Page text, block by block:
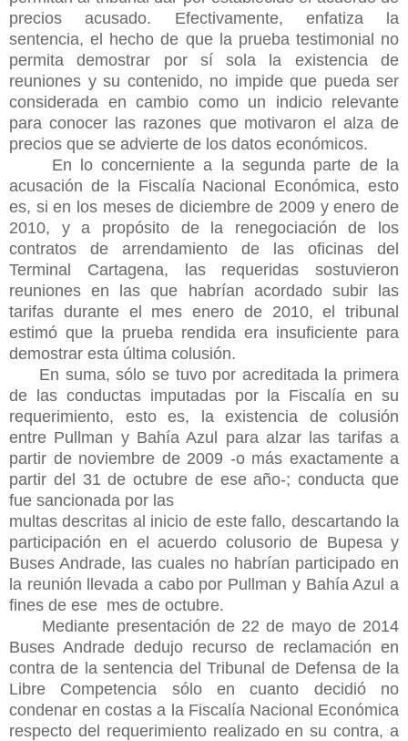
precios acusado. Efectivamente, enfatiza la
sentencia, el hecho de que la prueba testimonial no
permita demostrar por sí sola la existencia de
reuniones y su contenido, no impide que pueda ser
considerada en cambio como un indicio relevante
para conocer las razones que motivaron el alza de
precios que se advierte de los datos económicos.
En lo concerniente a la segunda parte de la
acusación de la Fiscalía Nacional Económica, esto
es, si en los meses de diciembre de 2009 y enero de
2010, y a propósito de la renegociación de los
contratos de arrendamiento de las oficinas del
Terminal Cartagena, las requeridas sostuvieron
reuniones en las que habrían acordado subir las
tarifas durante el mes enero de 2010, el tribunal
estimó que la prueba rendida era insuficiente para
demostrar esta última colusión.
En suma, sólo se tuvo por acreditada la primera
de las conductas imputadas por la Fiscalía en su
requerimiento, esto es, la existencia de colusión
entre Pullman y Bahía Azul para alzar las tarifas a
partir de noviembre de 2009 -o más exactamente a
partir del 31 de octubre de ese año-; conducta que
fue sancionada por las
multas descritas al inicio de este fallo, descartando la
participación en el acuerdo colusorio de Bupesa y
Buses Andrade, las cuales no habrían participado en
la reunión llevada a cabo por Pullman y Bahía Azul a
fines de ese mes de octubre.
Mediante presentación de 22 de mayo de 2014
Buses Andrade dedujo recurso de reclamación en
contra de la sentencia del Tribunal de Defensa de la
Libre Competencia sólo en cuanto decidió no
condenar en costas a la Fiscalía Nacional Económica
respecto del requerimiento realizado en su contra, a